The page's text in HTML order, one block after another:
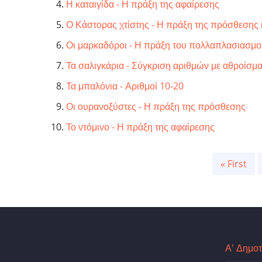
Η καταιγίδα - Η πράξη της αφαίρεσης
Ο Κάστορας χτίστης - Η πράξη της πρόσθεσης
Οι μαρκαδόροι - Η πράξη του
Τα σαλιγκάρια - Σύγκριση αριθμών με
Τα μπαλόνια - Αριθμοί 10-20
Οι ουρανοξύστες - Η πράξη της πρόσθεσης
Το ντόμινο - Η πράξη της αφαίρεσης
First
« First
Α'